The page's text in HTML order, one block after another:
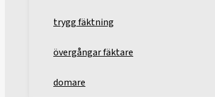
trygg fäktning
övergångar fäktare
domare